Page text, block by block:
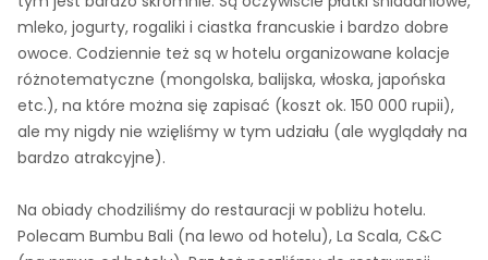
mleko, jogurty, rogaliki i ciastka francuskie i bardzo dobre
owoce. Codziennie też są w hotelu organizowane kolacje
różnotematyczne (mongolska, balijska, włoska, japońska
etc.), na które można się zapisać (koszt ok. 150 000 rupii),
ale my nigdy nie wzięliśmy w tym udziału (ale wyglądały na
bardzo atrakcyjne).
Na obiady chodziliśmy do restauracji w pobliżu hotelu.
Polecam Bumbu Bali (na lewo od hotelu), La Scala, C&C